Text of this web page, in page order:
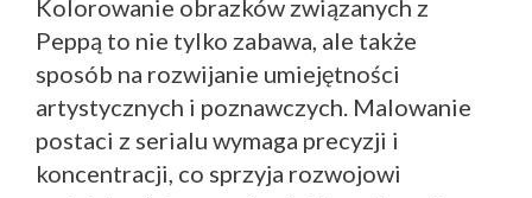
Kolorowanie obrazków związanych z
Peppą to nie tylko zabawa, ale także
sposób na rozwijanie umiejętności
artystycznych i poznawczych. Malowanie
postaci z serialu wymaga precyzji i
koncentracji, co sprzyja rozwojowi